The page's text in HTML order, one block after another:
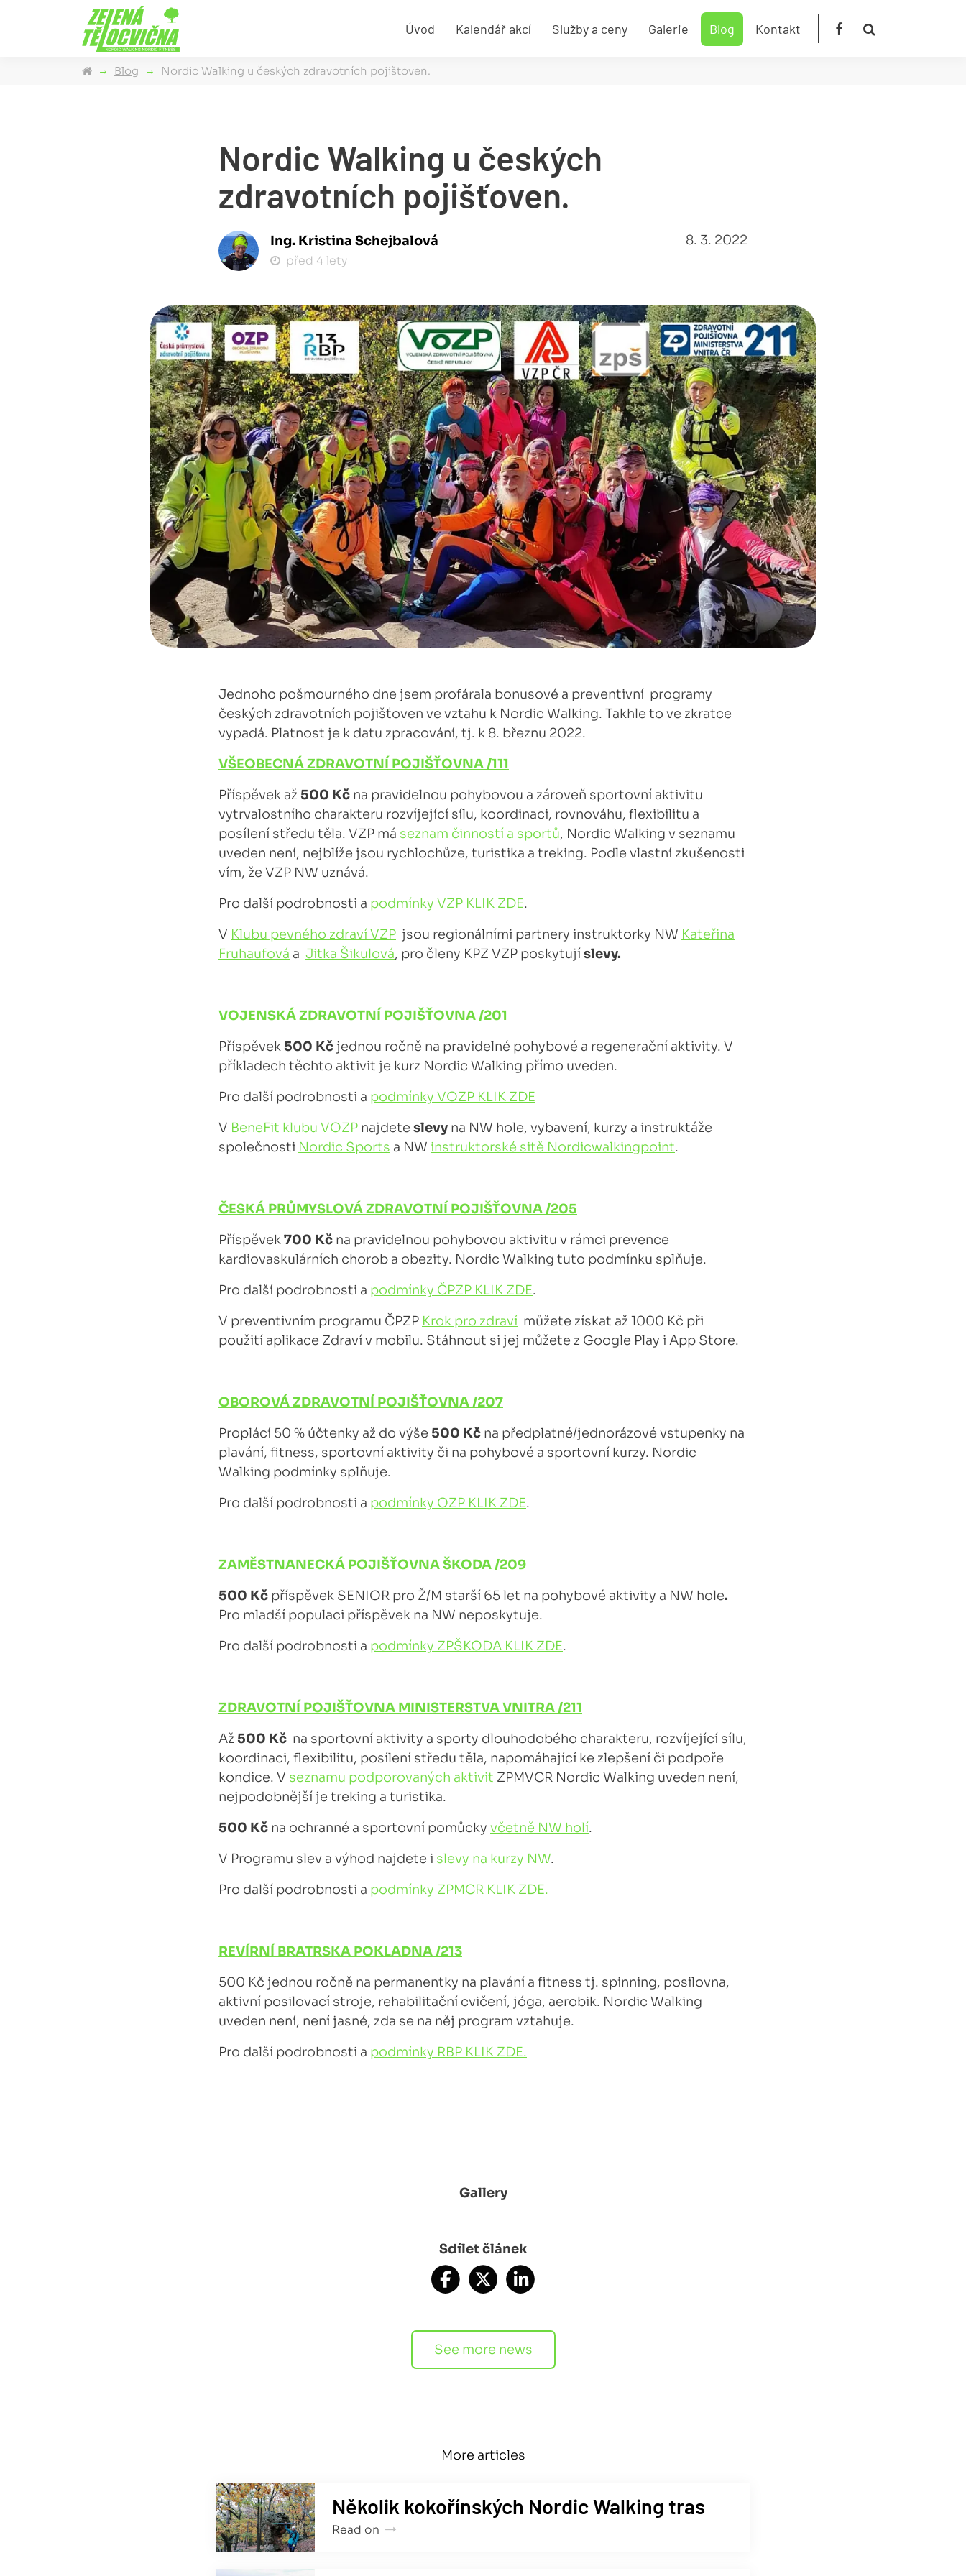
Úvod Kalendář akcí Služby a ceny Galerie Blog Kontakt
Blog Nordic Walking u českých zdravotních pojišťoven.
Nordic Walking u českých
zdravotních pojišťoven.
Ing. Kristina Schejbalová
před 4 lety
8. 3. 2022
Jednoho pošmourného dne jsem profárala bonusové a preventivní programy
českých zdravotních pojišťoven ve vztahu k Nordic Walking. Takhle to ve zkratce
vypadá. Platnost je k datu zpracování, tj. k 8. březnu 2022.
VŠEOBECNÁ ZDRAVOTNÍ POJIŠŤOVNA /111
Příspěvek až 500 Kč na pravidelnou pohybovou a zároveň sportovní aktivitu
vytrvalostního charakteru rozvíjející sílu, koordinaci, rovnováhu, flexibilitu a
posílení středu těla. VZP má seznam činností a sportů, Nordic Walking v seznamu
uveden není, nejblíže jsou rychlochůze, turistika a treking. Podle vlastní zkušenosti
vím, že VZP NW uznává.
Pro další podrobnosti a podmínky VZP KLIK ZDE.
V Klubu pevného zdraví VZP jsou regionálními partnery instruktorky NW Kateřina
Fruhaufová a Jitka Šikulová, pro členy KPZ VZP poskytují slevy.
VOJENSKÁ ZDRAVOTNÍ POJIŠŤOVNA /201
Příspěvek 500 Kč jednou ročně na pravidelné pohybové a regenerační aktivity. V
příkladech těchto aktivit je kurz Nordic Walking přímo uveden.
Pro další podrobnosti a podmínky VOZP KLIK ZDE
V BeneFit klubu VOZP najdete slevy na NW hole, vybavení, kurzy a instruktáže
společnosti Nordic Sports a NW instruktorské sitě Nordicwalkingpoint.
ČESKÁ PRŮMYSLOVÁ ZDRAVOTNÍ POJIŠŤOVNA /205
Příspěvek700 Kč na pravidelnou pohybovou aktivitu v rámci prevence
kardiovaskulárních chorob a obezity. Nordic Walking tuto podmínku splňuje.
Pro další podrobnosti a podmínky ČPZP KLIK ZDE.
V preventivním programu ČPZP Krok pro zdraví můžete získat až 1000 Kč při
použití aplikace Zdraví v mobilu. Stáhnout si jej můžete z Google Play i App Store.
OBOROVÁ ZDRAVOTNÍ POJIŠŤOVNA /207
Proplácí 50 % účtenky až do výše 500 Kč na předplatné/jednorázové vstupenky na
plavání, fitness, sportovní aktivity či na pohybové a sportovní kurzy. Nordic
Walking podmínky splňuje.
Pro další podrobnosti a podmínky OZP KLIK ZDE.
ZAMĚSTNANECKÁ POJIŠŤOVNA ŠKODA /209
500 Kč příspěvek SENIOR pro Ž/M starší 65 let na pohybové aktivity a NW hole.
Pro mladší populaci příspěvek na NW neposkytuje.
Pro další podrobnosti a podmínky ZPŠKODA KLIK ZDE.
ZDRAVOTNÍ POJIŠŤOVNA MINISTERSTVA VNITRA /211
Až 500 Kč na sportovní aktivity a sporty dlouhodobého charakteru, rozvíjející sílu,
koordinaci, flexibilitu, posílení středu těla, napomáhající ke zlepšení či podpoře
kondice. V seznamu podporovaných aktivit ZPMVCR Nordic Walking uveden není,
nejpodobnější je treking a turistika.
500 Kč na ochranné a sportovní pomůcky včetně NW holí.
V Programu slev a výhod najdete i slevy na kurzy NW.
Pro další podrobnosti a podmínky ZPMCR KLIK ZDE.
REVÍRNÍ BRATRSKA POKLADNA /213
500 Kč jednou ročně na permanentky na plavání a fitness tj. spinning, posilovna,
aktivní posilovací stroje, rehabilitační cvičení, jóga, aerobik. Nordic Walking
uveden není, není jasné, zda se na něj program vztahuje.
Pro další podrobnosti a podmínky RBP KLIK ZDE.
Gallery
Sdílet článek
See more news
More articles
Několik kokořínských Nordic Walking tras
Read on